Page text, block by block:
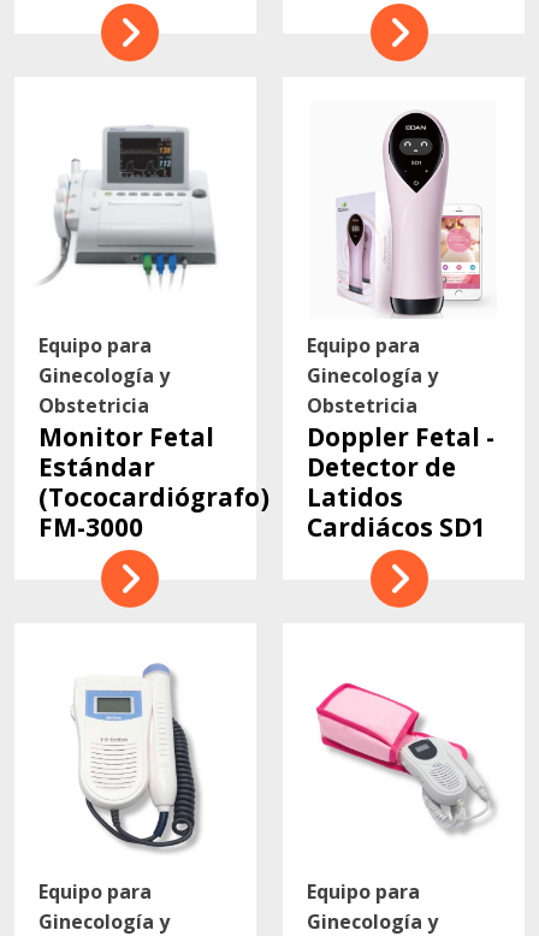
Equipo para
Ginecología y
Obstetricia
Monitor Fetal
Estándar
(Tococardiógrafo)
FM-3000
Equipo para
Ginecología y
Obstetricia
Doppler Fetal -
Detector de
Latidos
Cardiácos SD1
Equipo para
Ginecología y
Equipo para
Ginecología y